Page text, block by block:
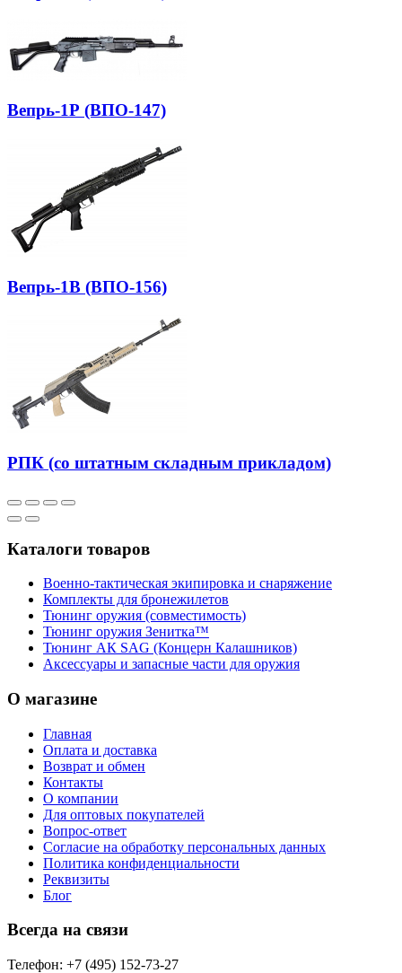
Вепрь-1Р (ВПО-147)
Вепрь-1В (ВПО-156)
РПК (со штатным складным прикладом)
Каталоги товаров
Военно-тактическая экипировка и снаряжение
Комплекты для бронежилетов
Тюнинг оружия (совместимость)
Тюнинг оружия Зенитка™
Тюнинг АК SAG (Концерн Калашников)
Аксессуары и запасные части для оружия
О магазине
Главная
Оплата и доставка
Возврат и обмен
Контакты
О компании
Для оптовых покупателей
Вопрос-ответ
Согласие на обработку персональных данных
Политика конфиденциальности
Реквизиты
Блог
Всегда на связи
Телефон: +7 (495) 152-73-27